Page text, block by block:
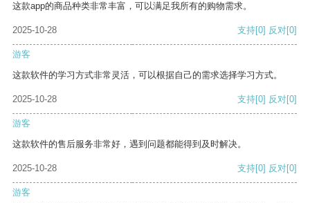
这款app的商品种类非常丰富，可以满足我所有的购物需求。
2025-10-28 支持[0] 反对[0]
游客
这款软件的学习方式非常灵活，可以根据自己的需求选择学习方式。
2025-10-28 支持[0] 反对[0]
游客
这款软件的售后服务非常好，遇到问题都能得到及时解决。
2025-10-28 支持[0] 反对[0]
游客